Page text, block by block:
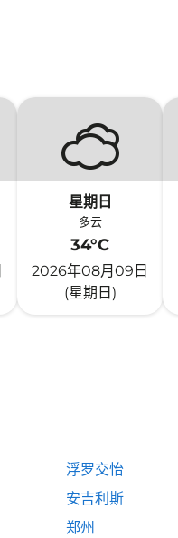
星期日
多云
34°C
2026年08月09日
(星期日)
浮罗交怡
安吉利斯
郑州